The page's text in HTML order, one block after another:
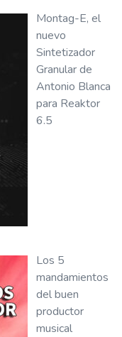
Montag-E, el
nuevo
Sintetizador
Granular de
Antonio Blanca
para Reaktor
6.5
Los 5
mandamientos
del buen
productor
musical